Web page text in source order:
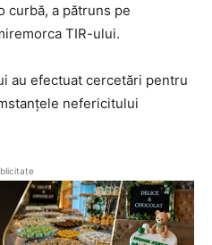
curbă, a pătruns pe
TIR-ului.
au efectuat cercetări pentru
nefericitului